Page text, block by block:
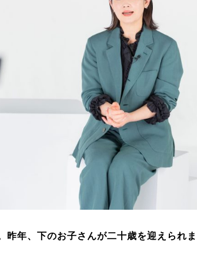
年、下のお子さんが二十歳を迎えられ